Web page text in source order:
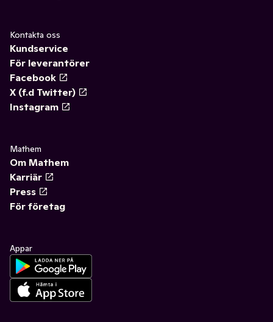
Kontakta oss
Kundservice
För leverantörer
Facebook
X (f.d Twitter)
Instagram
Mathem
Om Mathem
Karriär
Press
För företag
Appar